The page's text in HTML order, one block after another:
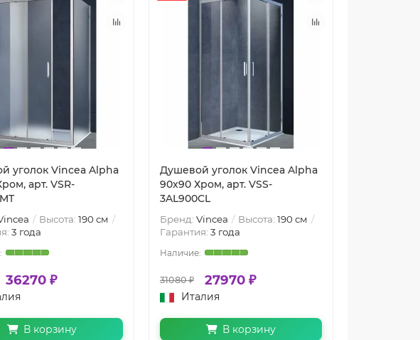
уголок Vincea Alpha
арт. VSR-
Высота: 190 см
3 года
36270 ₽
В корзину
Душевой уголок Vincea Alpha
90x90 Хром, арт. VSS-
3AL900CL
Бренд: Vincea Высота: 190 см
Гарантия: 3 года
31080 ₽ 27970 ₽
Италия
В корзину